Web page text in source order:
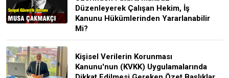
Düzenleyerek Çalışan Hekim, İş
Kanunu Hükümlerinden Yararlanabilir
Mi?
Kişisel Verilerin Korunması
Kanunu'nun (KVKK) Uygulamalarında